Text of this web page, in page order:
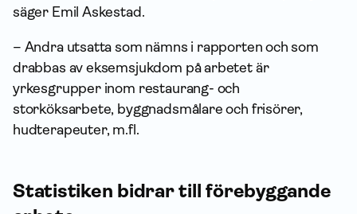
säger Emil Askestad.
– Andra utsatta som nämns i rapporten och som
drabbas av eksemsjukdom på arbetet är
yrkesgrupper inom restaurang- och
storköksarbete, byggnadsmålare och frisörer,
hudterapeuter, m.fl.
Statistiken bidrar till förebyggande